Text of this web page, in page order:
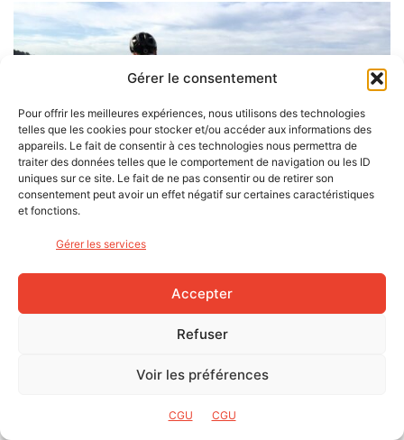
Gérer le consentement
Pour offrir les meilleures expériences, nous utilisons des technologies
telles que les cookies pour stocker et/ou accéder aux informations des
appareils. Le fait de consentir à ces technologies nous permettra de
traiter des données telles que le comportement de navigation ou les ID
uniques sur ce site. Le fait de ne pas consentir ou de retirer son
consentement peut avoir un effet négatif sur certaines caractéristiques
et fonctions.
Gérer les services
Accepter
Refuser
Voir les préférences
CGU CGU
Le confort dans la position et dans la filtration (photo Denis Cauvin)
bonne filtration globale du kit cadre. Que ce soit derrière